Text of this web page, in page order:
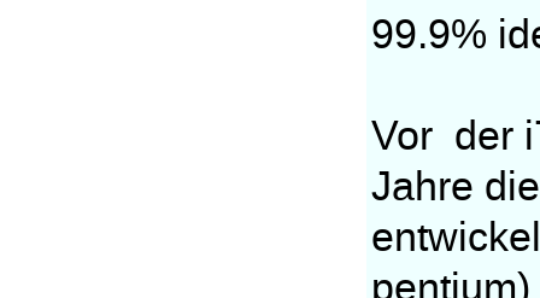
99.9%
Vor der
Jahre